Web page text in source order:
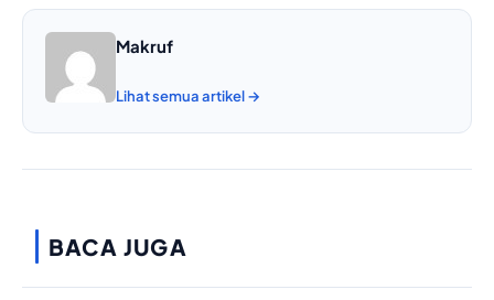
Makruf
Lihat semua artikel →
BACA JUGA